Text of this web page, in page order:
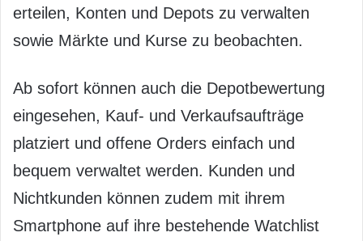
erteilen, Konten und Depots zu verwalten
sowie Märkte und Kurse zu beobachten.
Ab sofort können auch die Depotbewertung
eingesehen, Kauf- und Verkaufsaufträge
platziert und offene Orders einfach und
bequem verwaltet werden. Kunden und
Nichtkunden können zudem mit ihrem
Smartphone auf ihre bestehende Watchlist